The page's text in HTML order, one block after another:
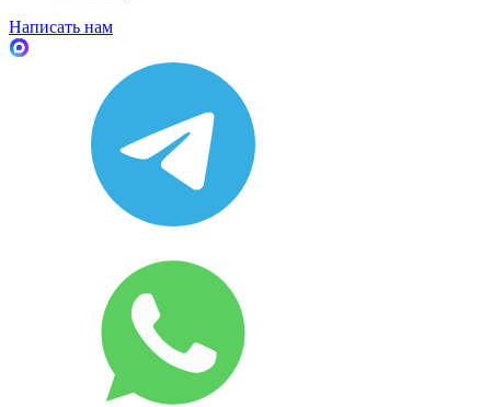
Написать нам